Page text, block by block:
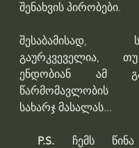
შენახვის პირობები.
შესაბამისად,
გაურკვეველია,
ენდობიან ამ
წარმომავლობის
სახარჯ მასალას...
P.S. ჩემს